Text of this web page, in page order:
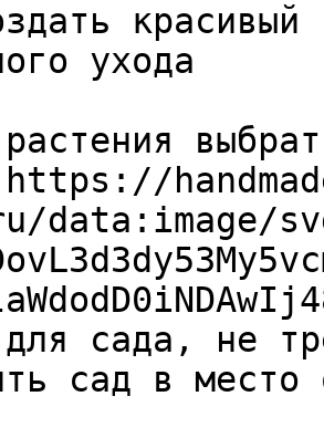
ухода
data:image/
для сада, не
сад в